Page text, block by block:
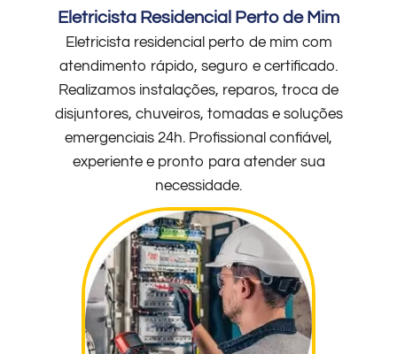
Eletricista Residencial Perto de Mim
Eletricista residencial perto de mim com
atendimento rápido, seguro e certificado.
Realizamos instalações, reparos, troca de
disjuntores, chuveiros, tomadas e soluções
emergenciais 24h. Profissional confiável,
experiente e pronto para atender sua
necessidade.